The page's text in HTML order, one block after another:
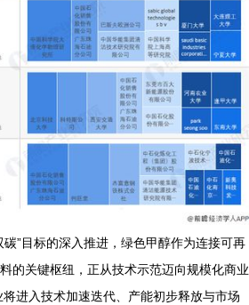
碳”目标的深入推进，绿色甲醇作为连接可再
的关键枢纽，正从技术示范迈向规模化商业
进入技术加速迭代、产能初步释放与市场